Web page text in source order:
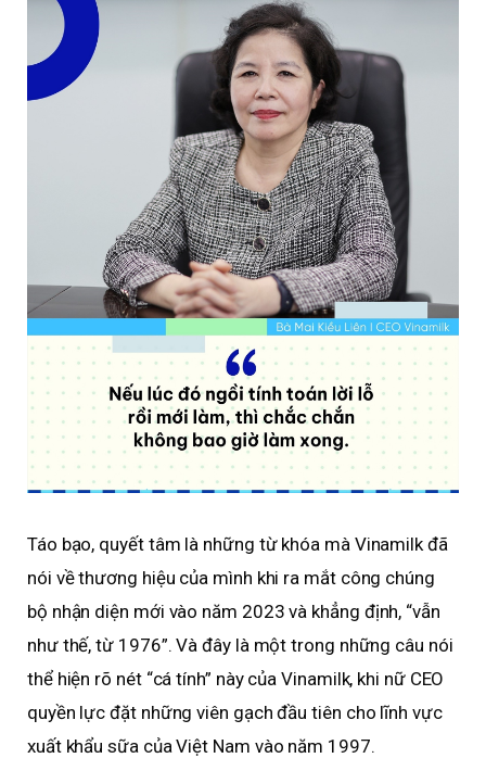
Táo bạo, quyết tâm là những từ khóa mà Vinamilk đã
nói về thương hiệu của mình khi ra mắt công chúng
bộ nhận diện mới vào năm 2023 và khẳng định, “vẫn
như thế, từ 1976”. Và đây là một trong những câu nói
thể hiện rõ nét “cá tính” này của Vinamilk, khi nữ CEO
quyền lực đặt những viên gạch đầu tiên cho lĩnh vực
xuất khẩu sữa của Việt Nam vào năm 1997.